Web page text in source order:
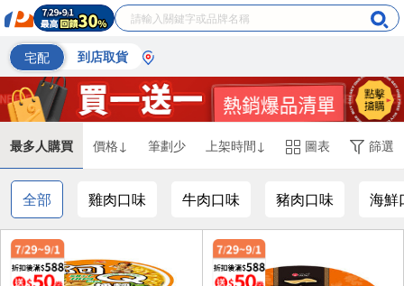
宅配 到店取貨
最多人購買 價格↓ 筆劃少 上架時間↓ 圖表 篩選
全部 雞肉口味 牛肉口味 豬肉口味 海鮮